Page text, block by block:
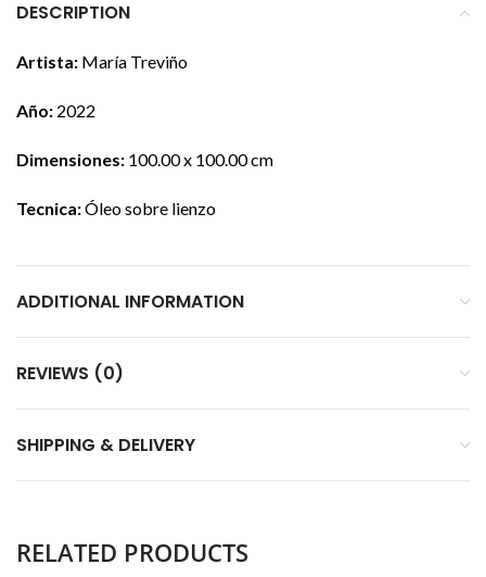
DESCRIPTION
Artista: María Treviño
Año: 2022
Dimensiones: 100.00 x 100.00 cm
Tecnica:Óleo sobre lienzo
ADDITIONAL INFORMATION
REVIEWS (0)
SHIPPING & DELIVERY
RELATED PRODUCTS